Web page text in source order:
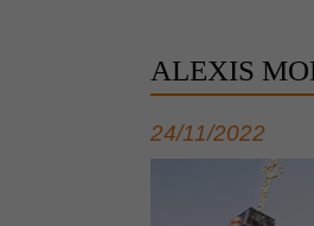
ALEXIS
24/11/2022